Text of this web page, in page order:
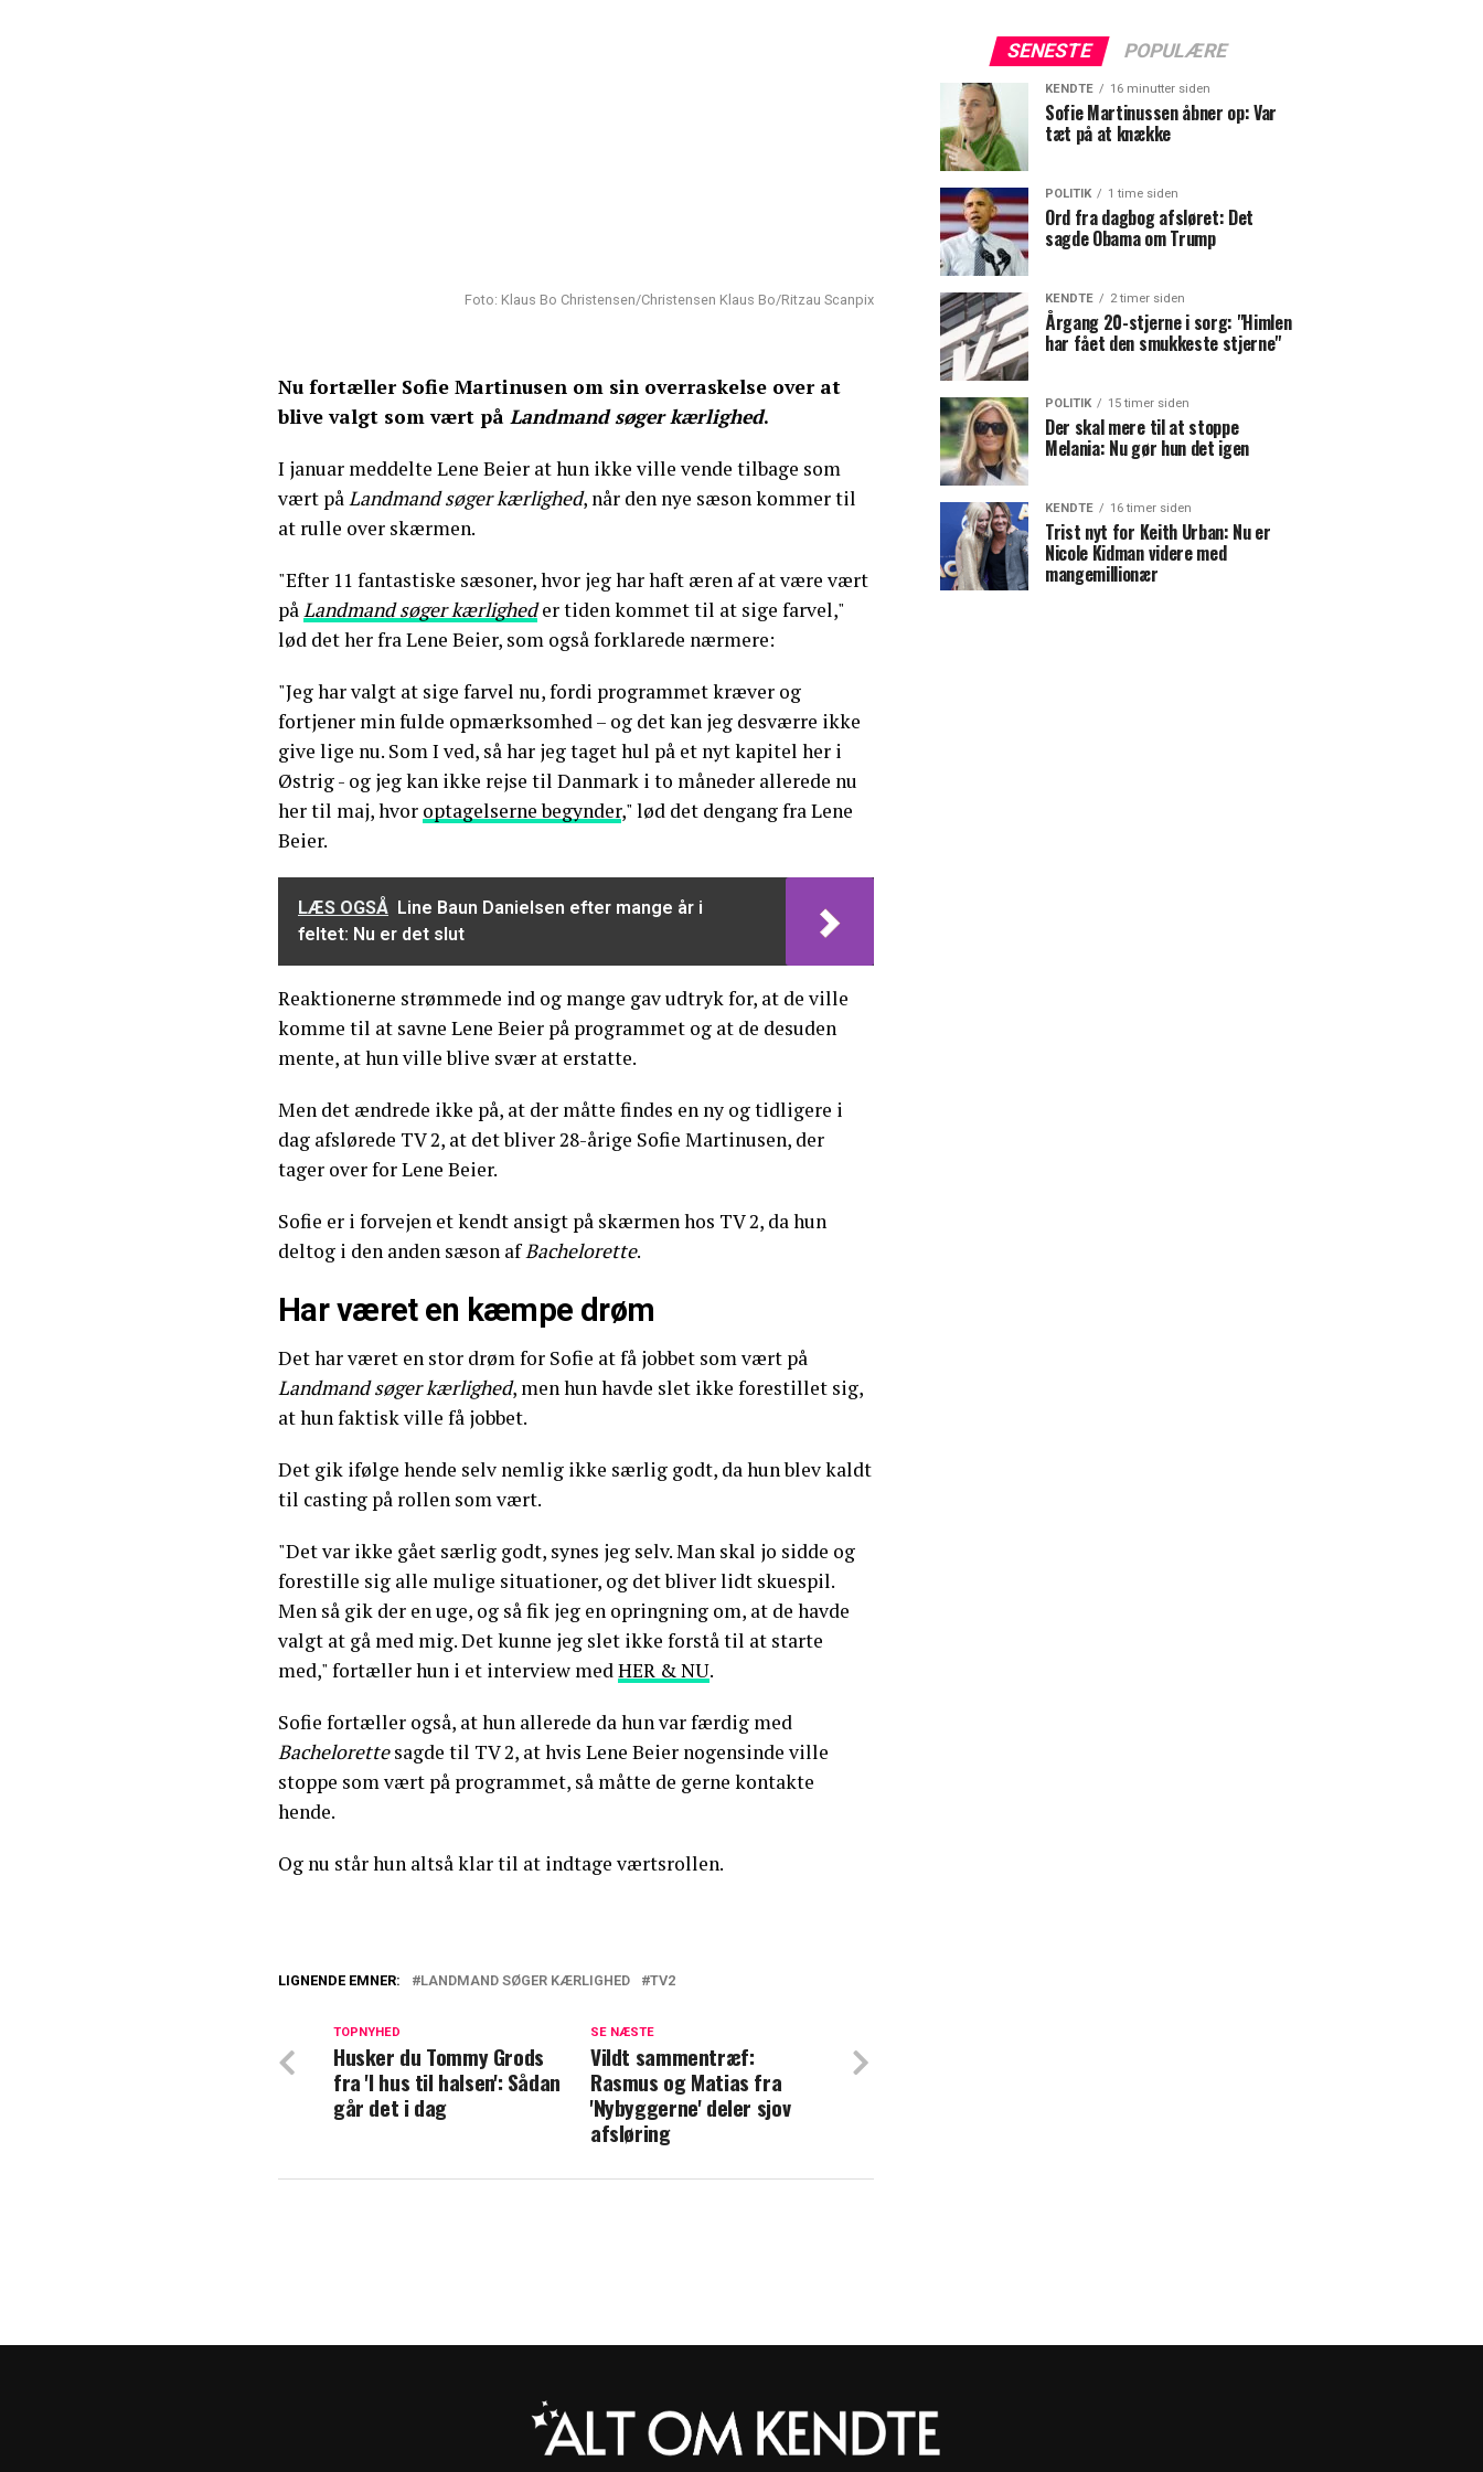
Foto: Klaus Bo Christensen/Christensen Klaus Bo/Ritzau Scanpix
Nu fortæller Sofie Martinusen om sin overraskelse over at
blive valgt som vært på Landmand søger kærlighed.
I januar meddelte Lene Beier at hun ikke ville vende tilbage som
vært påLandmand søger kærlighed, når den nye sæson kommer til
at rulle over skærmen.
"Efter 11 fantastiske sæsoner, hvor jeg har haft æren af at være vært
påLandmand søger kærligheder tiden kommet til at sige farvel,"
lød det her fra Lene Beier, som også forklarede nærmere:
"Jeg har valgt at sige farvel nu, fordi programmet kræver og
fortjener min fulde opmærksomhed – og det kan jeg desværre ikke
give lige nu. Som I ved, så har jeg taget hul på et nyt kapitel her i
Østrig - og jeg kan ikke rejse til Danmark i to måneder allerede nu
her til maj, hvor optagelserne begynder," lød det dengang fra Lene
Beier.
LÆS OGSÅ Line Baun Danielsen efter mange år i
feltet: Nu er det slut
Reaktionerne strømmede ind og mange gav udtryk for, at de ville
komme til at savne Lene Beier på programmet og at de desuden
mente, at hun ville blive svær at erstatte.
Men det ændrede ikke på, at der måtte findes en ny og tidligere i
dag afslørede TV 2, at det bliver 28-årige Sofie Martinusen, der
tager over for Lene Beier.
Sofie er i forvejen et kendt ansigt på skærmen hos TV 2, da hun
deltog i den anden sæson afBachelorette.
Har været en kæmpe drøm
Det har været en stor drøm for Sofie at få jobbet som vært på
Landmand søger kærlighed, men hun havde slet ikke forestillet sig,
at hun faktisk ville få jobbet.
Det gik ifølge hende selv nemlig ikke særlig godt, da hun blev kaldt
til casting på rollen som vært.
"Det var ikke gået særlig godt, synes jeg selv. Man skal jo sidde og
forestille sig alle mulige situationer, og det bliver lidt skuespil.
Men så gik der en uge, og så fik jeg en opringning om, at de havde
valgt at gå med mig. Det kunne jeg slet ikke forstå til at starte
med," fortæller hun i et interview medHER & NU.
Sofie fortæller også, at hun allerede da hun var færdig med
Bachelorettesagde til TV 2, at hvis Lene Beier nogensinde ville
stoppe som vært på programmet, så måtte de gerne kontakte
hende.
Og nu står hun altså klar til at indtage værtsrollen.
ansigt vil du kunne genkende
Alt for tidligt: Nu er TV 2-par blevet forældre
LIGNENDE EMNER: LANDMAND SØGER KÆRLIGHED TV2
SE NÆSTE
Vildt sammentræf:
Rasmus og Matias fra
'Nybyggerne' deler sjov
afsløring
TOPNYHED
Husker du Tommy Grods
fra 'I hus til halsen': Sådan
går det i dag
SENESTE POPULÆRE
KENDTE 16 minutter siden
Sofie Martinussen åbner op: Var
tæt på at knække
POLITIK 1 time siden
Ord fra dagbog afsløret: Det
sagde Obama om Trump
KENDTE 2 timer siden
Årgang 20-stjerne i sorg: "Himlen
har fået den smukkeste stjerne"
POLITIK 15 timer siden
Der skal mere til at stoppe
Melania: Nu gør hun det igen
KENDTE 16 timer siden
Trist nyt for Keith Urban: Nu er
Nicole Kidman videre med
mangemillionær